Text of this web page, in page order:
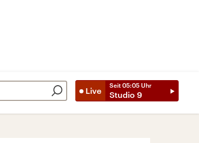
Live
Seit 05:05 Uhr
Studio 9